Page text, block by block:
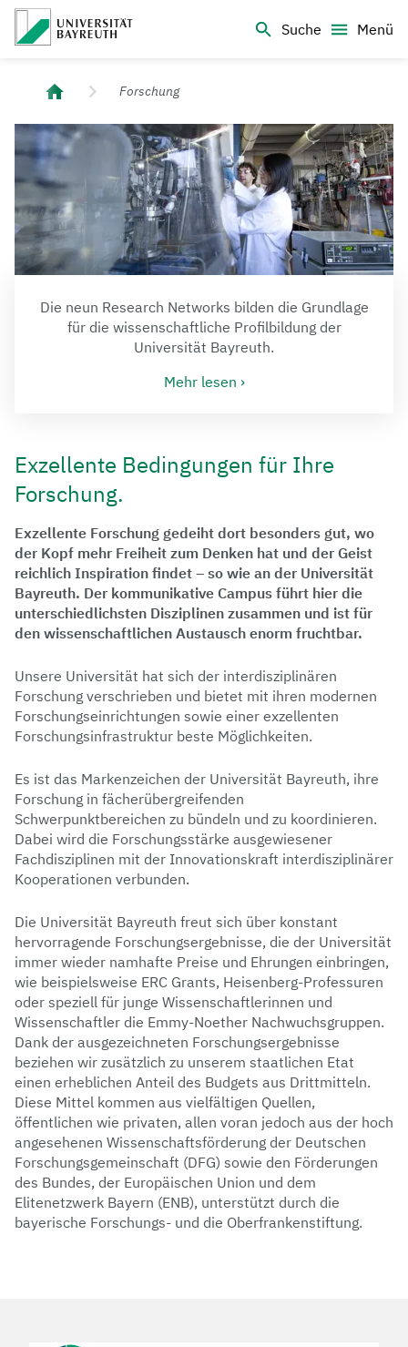
Suche
Menü
Universität Bayreuth – Deine Top-Campus-Uni
Forschung
Die neun Research Networks bilden die Grundlage
für die wissenschaftliche Profilbildung der
Universität Bayreuth.
Mehr lesen ›
Exzellente Bedingungen für Ihre
Forschung.
Exzellente Forschung gedeiht dort besonders gut, wo
der Kopf mehr Freiheit zum Denken hat und der Geist
reichlich Inspiration findet – so wie an der Universität
Bayreuth. Der kommunikative Campus führt hier die
unterschiedlichsten Disziplinen zusammen und ist für
den wissenschaftlichen Austausch enorm fruchtbar.
Unsere Universität hat sich der interdisziplinären
Forschung verschrieben und bietet mit ihren modernen
Forschungseinrichtungen sowie einer exzellenten
Forschungsinfrastruktur beste Möglichkeiten.
Es ist das Markenzeichen der Universität Bayreuth, ihre
Forschung in fächerübergreifenden
Schwerpunktbereichen zu bündeln und zu koordinieren.
Dabei wird die Forschungsstärke ausgewiesener
Fachdisziplinen mit der Innovationskraft interdisziplinärer
Kooperationen verbunden.
Die Universität Bayreuth freut sich über konstant
hervorragende Forschungsergebnisse, die der Universität
immer wieder namhafte Preise und Ehrungen einbringen,
wie beispielsweise ERC Grants, Heisenberg-Professuren
oder speziell für junge Wissenschaftlerinnen und
Wissenschaftler die Emmy-Noether Nachwuchsgruppen.
Dank der ausgezeichneten Forschungsergebnisse
beziehen wir zusätzlich zu unserem staatlichen Etat
einen erheblichen Anteil des Budgets aus Drittmitteln.
Diese Mittel kommen aus vielfältigen Quellen,
öffentlichen wie privaten, allen voran jedoch aus der hoch
angesehenen Wissenschaftsförderung der Deutschen
Forschungsgemeinschaft (DFG) sowie den Förderungen
des Bundes, der Europäischen Union und dem
Elitenetzwerk Bayern (ENB), unterstützt durch die
bayerische Forschungs- und die Oberfrankenstiftung.